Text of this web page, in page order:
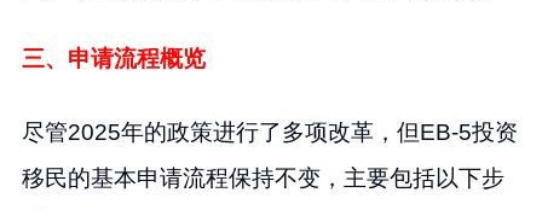
三、申请流程概览
尽管2025年的政策进行了多项改革，但EB-5投资
移民的基本申请流程保持不变，主要包括以下步